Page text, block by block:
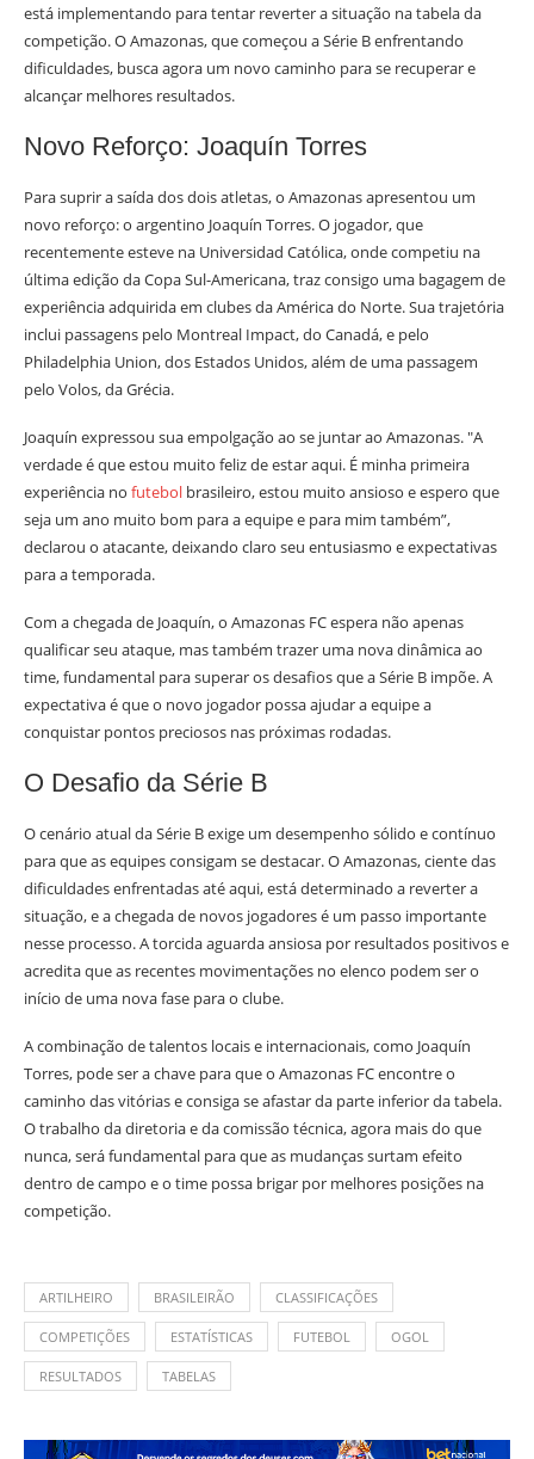
está implementando para tentar reverter a situação na tabela da
competição. O Amazonas, que começou a Série B enfrentando
dificuldades, busca agora um novo caminho para se recuperar e
alcançar melhores resultados.
Novo Reforço: Joaquín Torres
Para suprir a saída dos dois atletas, o Amazonas apresentou um
novo reforço: o argentino Joaquín Torres. O jogador, que
recentemente esteve na Universidad Católica, onde competiu na
última edição da Copa Sul-Americana, traz consigo uma bagagem de
experiência adquirida em clubes da América do Norte. Sua trajetória
inclui passagens pelo Montreal Impact, do Canadá, e pelo
Philadelphia Union, dos Estados Unidos, além de uma passagem
pelo Volos, da Grécia.
Joaquín expressou sua empolgação ao se juntar ao Amazonas. "A
verdade é que estou muito feliz de estar aqui. É minha primeira
experiência no futebol brasileiro, estou muito ansioso e espero que
seja um ano muito bom para a equipe e para mim também”,
declarou o atacante, deixando claro seu entusiasmo e expectativas
para a temporada.
Com a chegada de Joaquín, o Amazonas FC espera não apenas
qualificar seu ataque, mas também trazer uma nova dinâmica ao
time, fundamental para superar os desafios que a Série B impõe. A
expectativa é que o novo jogador possa ajudar a equipe a
conquistar pontos preciosos nas próximas rodadas.
O Desafio da Série B
O cenário atual da Série B exige um desempenho sólido e contínuo
para que as equipes consigam se destacar. O Amazonas, ciente das
dificuldades enfrentadas até aqui, está determinado a reverter a
situação, e a chegada de novos jogadores é um passo importante
nesse processo. A torcida aguarda ansiosa por resultados positivos e
acredita que as recentes movimentações no elenco podem ser o
início de uma nova fase para o clube.
A combinação de talentos locais e internacionais, como Joaquín
Torres, pode ser a chave para que o Amazonas FC encontre o
caminho das vitórias e consiga se afastar da parte inferior da tabela.
O trabalho da diretoria e da comissão técnica, agora mais do que
nunca, será fundamental para que as mudanças surtam efeito
dentro de campo e o time possa brigar por melhores posições na
competição.
ARTILHEIRO BRASILEIRÃO CLASSIFICAÇÕES
COMPETIÇÕES ESTATÍSTICAS FUTEBOL OGOL
RESULTADOS TABELAS